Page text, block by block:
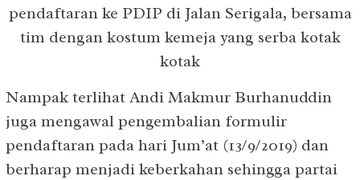
pendaftaran ke PDIP di Jalan Serigala, bersama
tim dengan kostum kemeja yang serba kotak
kotak
Nampak terlihat Andi Makmur Burhanuddin
juga mengawal pengembalian formulir
pendaftaran pada hari Jum’at (13/9/2019) dan
berharap menjadi keberkahan sehingga partai